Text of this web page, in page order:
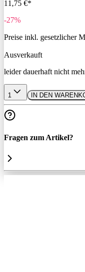
11,75 €*
-27%
Preise inkl. gesetzlicher
Ausverkauft
leider dauerhaft nicht
1 IN DEN
Fragen zum Artikel?